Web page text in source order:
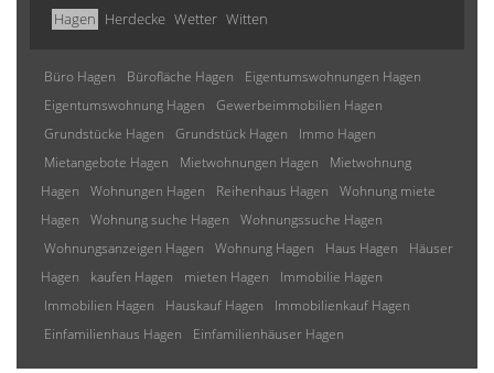
Hagen Herdecke Wetter Witten
Büro Hagen Bürofläche Hagen
Eigentumswohnungen Hagen
Eigentumswohnung Hagen
Gewerbeimmobilien Hagen
Grundstücke Hagen
Grundstück Hagen
Immo Hagen
Mietangebote Hagen
Mietwohnungen Hagen
Mietwohnung
Hagen
Wohnungen Hagen Reihenhaus Hagen
Wohnung miete
Hagen
Wohnung suche Hagen
Wohnungssuche Hagen
Wohnungsanzeigen Hagen
Wohnung Hagen Haus Hagen
Häuser
Hagen
kaufen Hagen mieten Hagen
Immobilie Hagen
Immobilien Hagen
Hauskauf Hagen
Immobilienkauf Hagen
Einfamilienhaus Hagen
Einfamilienhäuser Hagen